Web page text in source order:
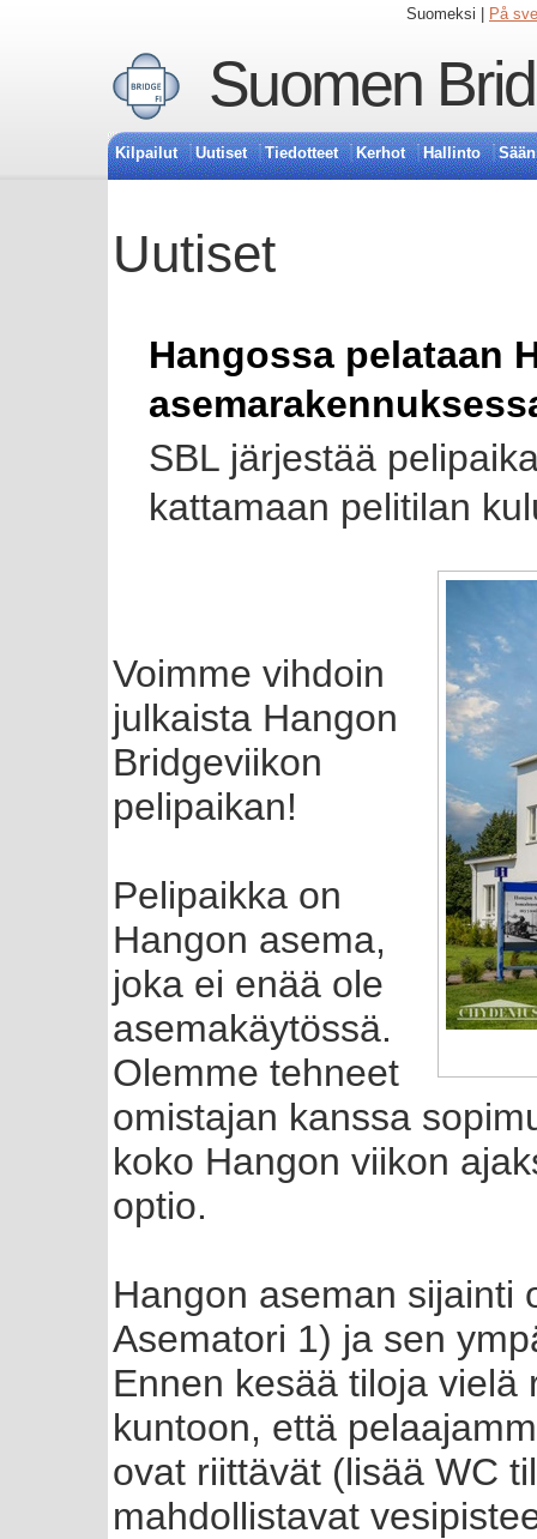
Suomeksi | På
Suomen
Kilpailut Uutiset Tiedotteet Kerhot Hallinto
Uutiset
Hangossa pelataan
SBL järjestää
kattamaan pelitilan
Voimme vihdoin
julkaista Hangon
Bridgeviikon
pelipaikan!
Pelipaikka on
Hangon asema,
joka ei enää ole
asemakäytössä.
Olemme tehneet
omistajan kanssa
koko Hangon viikon
optio.
Hangon aseman sijainti
Asematori 1) ja sen
Ennen kesää tiloja
kuntoon, että
ovat riittävät (lisää WC
mahdollistavat